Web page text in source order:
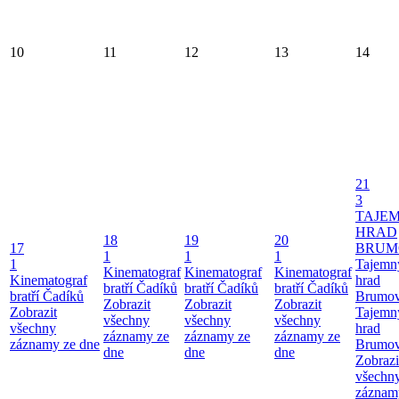
10 11 12 13 14
17
1
Kinematograf
bratří Čadíků
Zobrazit
všechny
záznamy ze dne
18
1
Kinematograf
bratří Čadíků
Zobrazit
všechny
záznamy ze
dne
19
1
Kinematograf
bratří Čadíků
Zobrazit
všechny
záznamy ze
dne
20
1
Kinematograf
bratří Čadíků
Zobrazit
všechny
záznamy ze
dne
21
3
HRAD
hrad
hrad